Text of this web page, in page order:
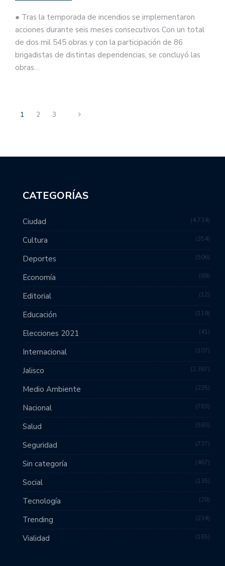
● Tras la temporada de incendios se implementaron
acciones durante seis meses consecutivos Con un total
de dos mil 545 obras y con la participación de 86
brigadistas de distintas dependencias, se concluyó las
obras…
1 2 3
CATEGORÍAS
Ciudad 4,734
Cultura 354
Deportes 506
Economía 89
Editorial 12
Educación 119
Elecciones 2021 41
Internacional 107
Jalisco 2,387
Medio Ambiente 235
Nacional 763
Salud 583
Seguridad 737
Sin categoría 467
Social 135
Tecnología 28
Trending 234
Vialidad 165